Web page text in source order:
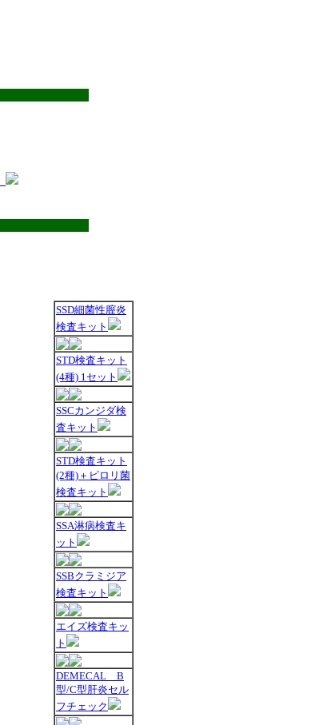
SSD細菌性膣炎
検査キット
STD検査キット
(4種) 1セット
SSCカンジダ検
査キット
STD検査キット
(2種)＋ピロリ菌
検査キット
SSA淋病検査キ
ット
SSBクラミジア
検査キット
エイズ検査キッ
ト
DEMECAL B
型/C型肝炎セル
フチェック